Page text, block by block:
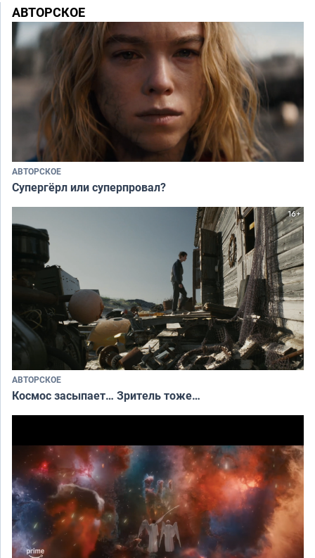
АВТОРСКОЕ
АВТОРСКОЕ
Супергёрл или суперпровал?
АВТОРСКОЕ
Космос засыпает… Зритель тоже…